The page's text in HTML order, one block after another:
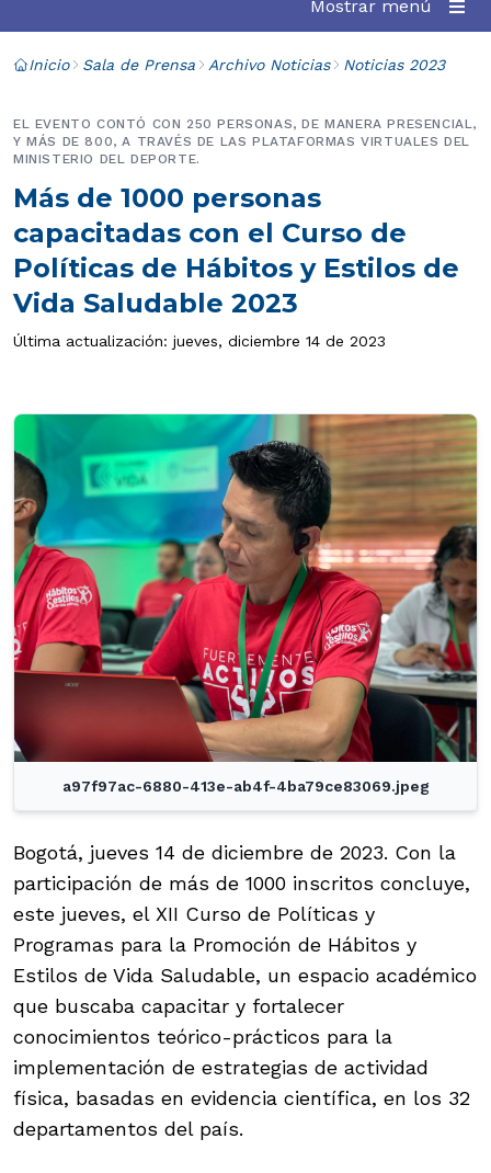
Mostrar menú
Inicio Sala de Prensa Archivo Noticias Noticias 2023
Más de 1000 personas
capacitadas con el Curso de
Políticas de Hábitos y Estilos de
Vida Saludable 2023
EL EVENTO CONTÓ CON 250 PERSONAS, DE MANERA PRESENCIAL,
Y MÁS DE 800, A TRAVÉS DE LAS PLATAFORMAS VIRTUALES DEL
MINISTERIO DEL DEPORTE.
Última actualización: jueves, diciembre 14 de 2023
a97f97ac-6880-413e-ab4f-4ba79ce83069.jpeg
Bogotá, jueves 14 de diciembre de 2023. Con la
participación de más de 1000 inscritos concluye,
este jueves, el XII Curso de Políticas y
Programas para la Promoción de Hábitos y
Estilos de Vida Saludable, un espacio académico
que buscaba capacitar y fortalecer
conocimientos teórico-prácticos para la
implementación de estrategias de actividad
física, basadas en evidencia científica, en los 32
departamentos del país.